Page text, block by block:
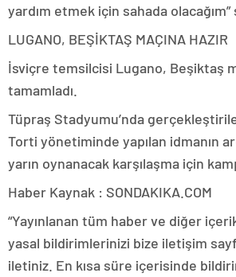
yardım etmek için sahada
LUGANO, BEŞİKTAŞ MAÇINA HAZIR
İsviçre temsilcisi Lugano, Beşiktaş
tamamladı.
Tüpraş Stadyumu’nda
Torti yönetiminde yapılan idmanın
yarın oynanacak karşılaşma için
Haber Kaynak : SONDAKIKA.COM
“Yayınlanan tüm haber ve diğer
yasal bildirimlerinizi bize iletişim
iletiniz. En kısa süre içerisinde